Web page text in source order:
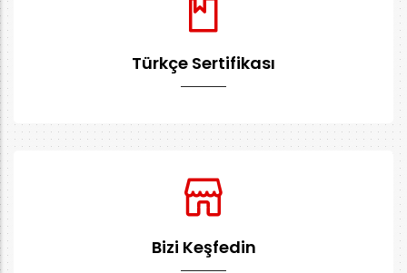
Türkçe Sertifikası
Bizi Keşfedin